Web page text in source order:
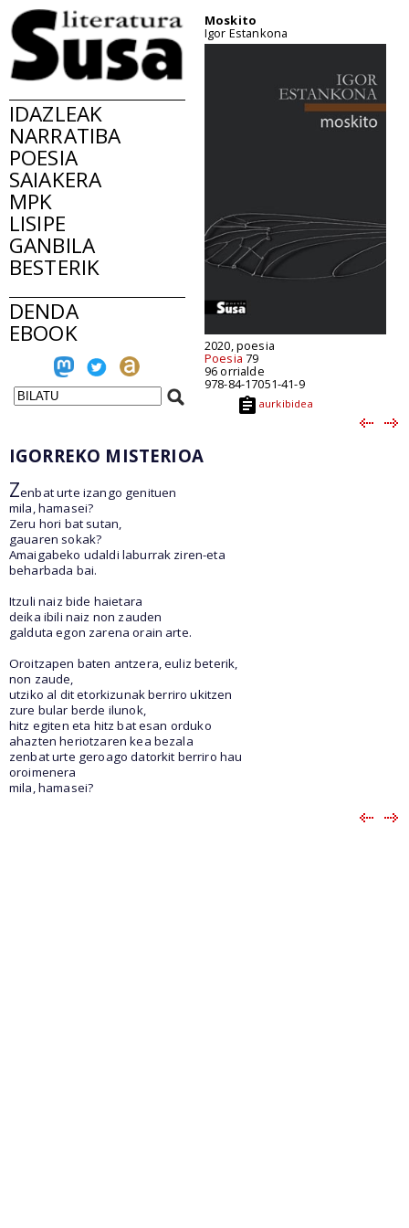
IDAZLEAK
NARRATIBA
POESIA
SAIAKERA
MPK
LISIPE
GANBILA
BESTERIK
DENDA
EBOOK
Moskito
Igor Estankona
2020, poesia
Poesia 79
96 orrialde
978-84-17051-41-9
aurkibidea
IGORREKO MISTERIOA
Zenbat urte izango genituen
mila, hamasei?
Zeru hori bat sutan,
gauaren sokak?
Amaigabeko udaldi laburrak ziren-eta
beharbada bai.
Itzuli naiz bide haietara
deika ibili naiz non zauden
galduta egon zarena orain arte.
Oroitzapen baten antzera, euliz beterik,
non zaude,
utziko al dit etorkizunak berriro ukitzen
zure bular berde ilunok,
hitz egiten eta hitz bat esan orduko
ahazten heriotzaren kea bezala
zenbat urte geroago datorkit berriro hau
oroimenera
mila, hamasei?